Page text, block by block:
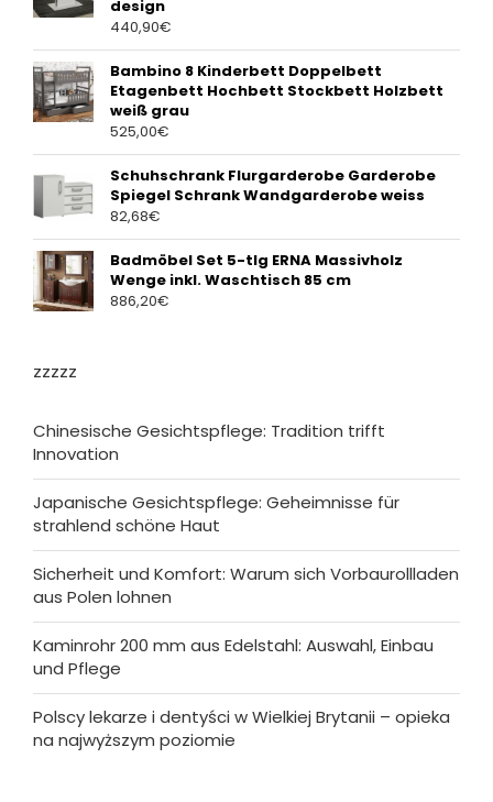
design
440,90€
Bambino 8 Kinderbett Doppelbett
Etagenbett Hochbett Stockbett Holzbett
weiß grau
525,00€
Schuhschrank Flurgarderobe Garderobe
Spiegel Schrank Wandgarderobe weiss
82,68€
Badmöbel Set 5-tlg ERNA Massivholz
Wenge inkl. Waschtisch 85 cm
886,20€
zzzzz
Chinesische Gesichtspflege: Tradition trifft
Innovation
Japanische Gesichtspflege: Geheimnisse für
strahlend schöne Haut
Sicherheit und Komfort: Warum sich Vorbaurollladen
aus Polen lohnen
Kaminrohr 200 mm aus Edelstahl: Auswahl, Einbau
und Pflege
Polscy lekarze i dentyści w Wielkiej Brytanii – opieka
na najwyższym poziomie